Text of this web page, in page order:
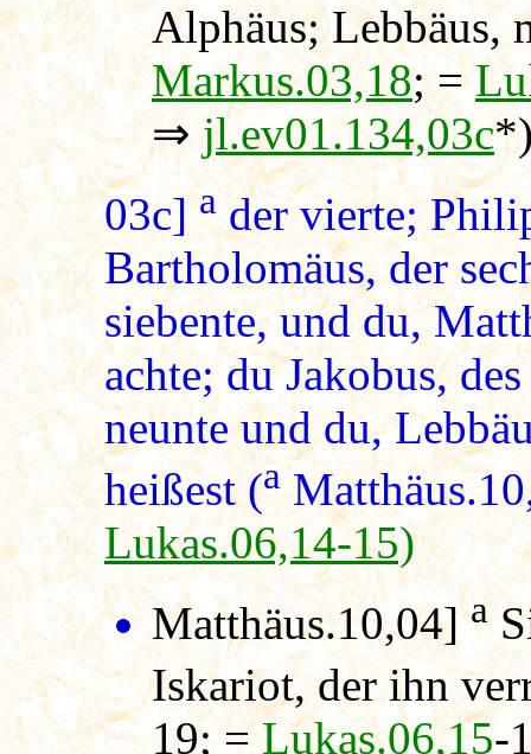
Alphäus; Lebbäus,
Markus.03,18; =
⇒ jl.ev01.134,03c
03c] a der vierte;
Bartholomäus, der
siebente, und du,
achte; du Jakobus,
neunte und du,
heißest (a
Lukas.06,14-15)
Matthäus.10,04] a
Iskariot, der ihn
19; =Lukas.06,15-